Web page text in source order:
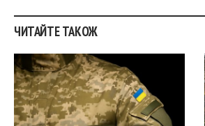
ЧИТАЙТЕ ТАКОЖ